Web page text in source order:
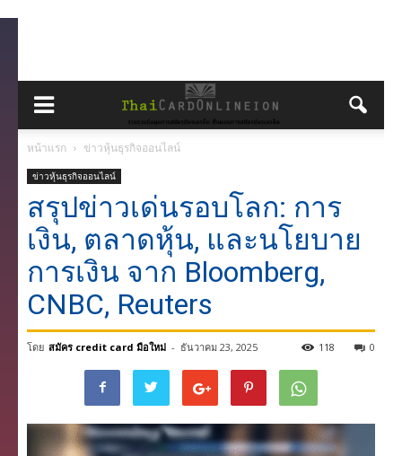
หน้าแรก ข่าวหุ้นธุรกิจออนไลน์
ข่าวหุ้นธุรกิจออนไลน์
สรุปข่าวเด่นรอบโลก: การ
เงิน, ตลาดหุ้น, และนโยบาย
การเงิน จาก Bloomberg,
CNBC, Reuters
โดย สมัคร credit card มือใหม่ - ธันวาคม 23, 2025 0
118